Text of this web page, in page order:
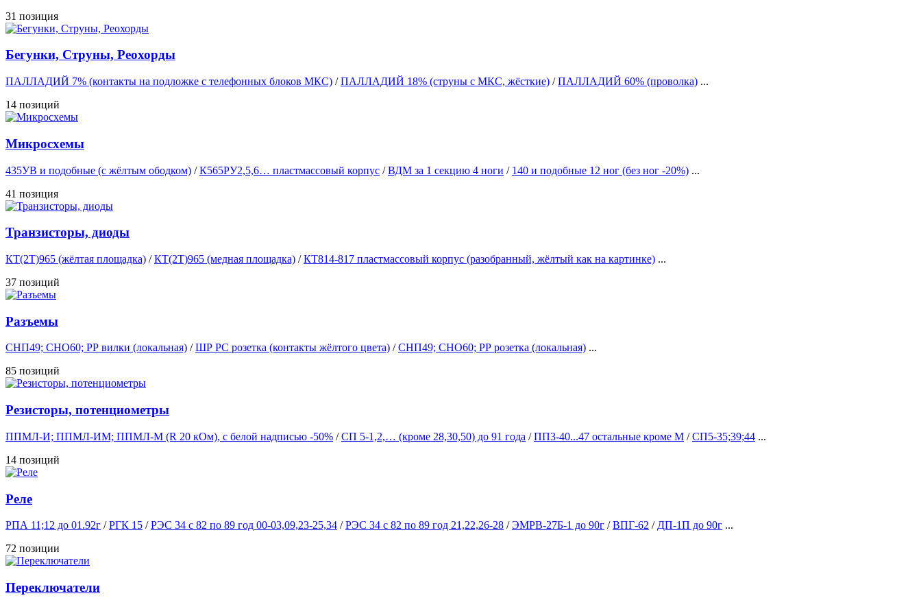
31 позиция
Бегунки, Струны, Реохорды
ПАЛЛАДИЙ 7% (контакты на подложке с телефонных блоков МКС) /ПАЛЛАДИЙ 18% (струны с МКС, жёсткие) /ПАЛЛАДИЙ 60% (проволка) ...
14 позиций
Микросхемы
435УВ и подобные (с жёлтым ободком) /К565РУ2,5,6… пластмассовый корпус /ВДМ за 1 секцию 4 ноги / 140 и подобные 12 ног (без ног -20%) ...
41 позиция
Транзисторы, диоды
КТ(2Т)965 (жёлтая площадка) /КТ(2Т)965 (медная площадка) /КТ814-817 пластмассовый корпус (разобранный, жёлтый как на картинке) ...
37 позиций
Разъемы
СНП49; СНО60; РР вилки (локальная) /ШР РС розетка (контакты жёлтого цвета) /СНП49; СНО60; РР розетка (локальная) ...
85 позиций
Резисторы, потенциометры
ППМЛ-И; ППМЛ-ИМ; ППМЛ-М (R 20 кОм), с белой надписью -50% /СП 5-1,2,… (кроме 28,30,50) до 91 года /ПП3-40...47 остальные кроме М /СП5-35;39;44 ...
14 позиций
Реле
РПА 11;12 до 01.92г /РГК 15 /РЭС 34 с 82 по 89 год 00-03,09,23-25,34 /РЭС 34 с 82 по 89 год 21,22,26-28 /ЭМРВ-27Б-1 до 90г /ВПГ-62 / ДП-1П до 90г ...
72 позиции
Переключатели